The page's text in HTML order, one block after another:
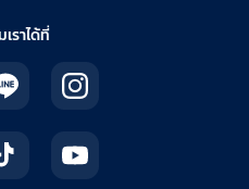
ราได้ที่